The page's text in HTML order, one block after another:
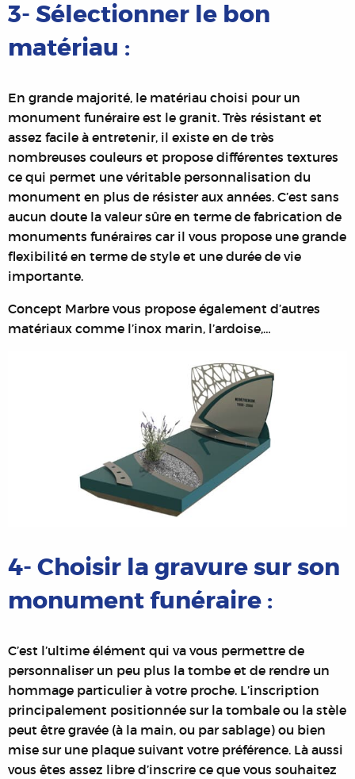
3- Sélectionner le bon
matériau :
En grande majorité, le matériau choisi pour un
monument funéraire est le granit. Très résistant et
assez facile à entretenir, il existe en de très
nombreuses couleurs et propose différentes textures
ce qui permet une véritable personnalisation du
monument en plus de résister aux années. C’est sans
aucun doute la valeur sûre en terme de fabrication de
monuments funéraires car il vous propose une grande
flexibilité en terme de style et une durée de vie
importante.
Concept Marbre vous propose également d’autres
matériaux comme l’inox marin, l’ardoise,…
4- Choisir la gravure sur son
monument funéraire :
C’est l’ultime élément qui va vous permettre de
personnaliser un peu plus la tombe et de rendre un
hommage particulier à votre proche. L’inscription
principalement positionnée sur la tombale ou la stèle
peut être gravée (à la main, ou par sablage) ou bien
mise sur une plaque suivant votre préférence. Là aussi
vous êtes assez libre d’inscrire ce que vous souhaitez